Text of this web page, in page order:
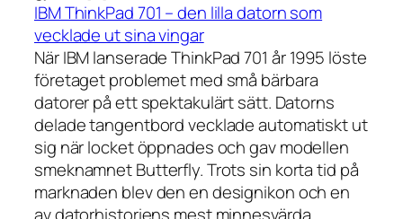
IBM ThinkPad 701 – den lilla datorn som
vecklade ut sina vingar
När IBM lanserade ThinkPad 701 år 1995 löste
företaget problemet med små bärbara
datorer på ett spektakulärt sätt. Datorns
delade tangentbord vecklade automatiskt ut
sig när locket öppnades och gav modellen
smeknamnet Butterfly. Trots sin korta tid på
marknaden blev den en designikon och en